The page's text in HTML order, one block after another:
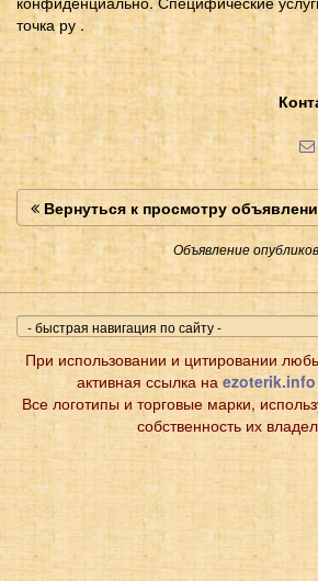
точка ру .
Вернуться к просмотру
Объявление
При использовании и цитировании
активная ссылка на ezoterik.info
Все логотипы и торговые марки,
собственность их